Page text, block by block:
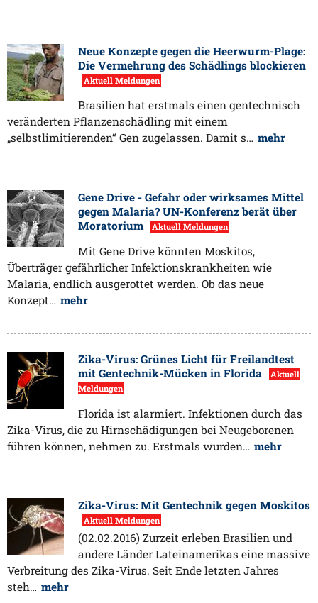
Neue Konzepte gegen die Heerwurm-Plage:
Die Vermehrung des Schädlings blockieren
Aktuell Meldungen
Brasilien hat erstmals einen gentechnisch
veränderten Pflanzenschädling mit einem
„selbstlimitierenden“ Gen zugelassen. Damit s… mehr
Gene Drive - Gefahr oder wirksames Mittel
gegen Malaria? UN-Konferenz berät über
Moratorium
Aktuell Meldungen
Mit Gene Drive könnten Moskitos,
Überträger gefährlicher Infektionskrankheiten wie
Malaria, endlich ausgerottet werden. Ob das neue
Konzept… mehr
Zika-Virus: Grünes Licht für Freilandtest
mit Gentechnik-Mücken in Florida
Aktuell
Meldungen
Florida ist alarmiert. Infektionen durch das
Zika-Virus, die zu Hirnschädigungen bei Neugeborenen
führen können, nehmen zu. Erstmals wurden… mehr
Zika-Virus: Mit Gentechnik gegen Moskitos
Aktuell Meldungen
(02.02.2016) Zurzeit erleben Brasilien und
andere Länder Lateinamerikas eine massive
Verbreitung des Zika-Virus. Seit Ende letzten Jahres
steh… mehr